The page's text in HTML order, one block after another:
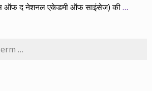
ऑफ द नेशनल एकेडमी ऑफ साइंसेज) की…